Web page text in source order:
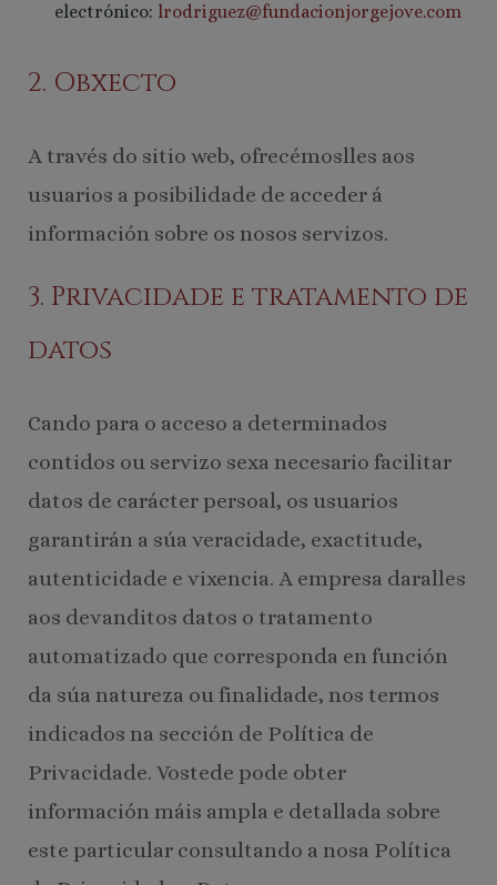
electrónico: lrodriguez@fundacionjorgejove.com
2. Obxecto
A través do sitio web, ofrecémoslles aos
usuarios a posibilidade de acceder á
información sobre os nosos servizos.
3. Privacidade e tratamento de
datos
Cando para o acceso a determinados
contidos ou servizo sexa necesario facilitar
datos de carácter persoal, os usuarios
garantirán a súa veracidade, exactitude,
autenticidade e vixencia. A empresa daralles
aos devanditos datos o tratamento
automatizado que corresponda en función
da súa natureza ou finalidade, nos termos
indicados na sección de Política de
Privacidade. Vostede pode obter
información máis ampla e detallada sobre
este particular consultando a nosa Política